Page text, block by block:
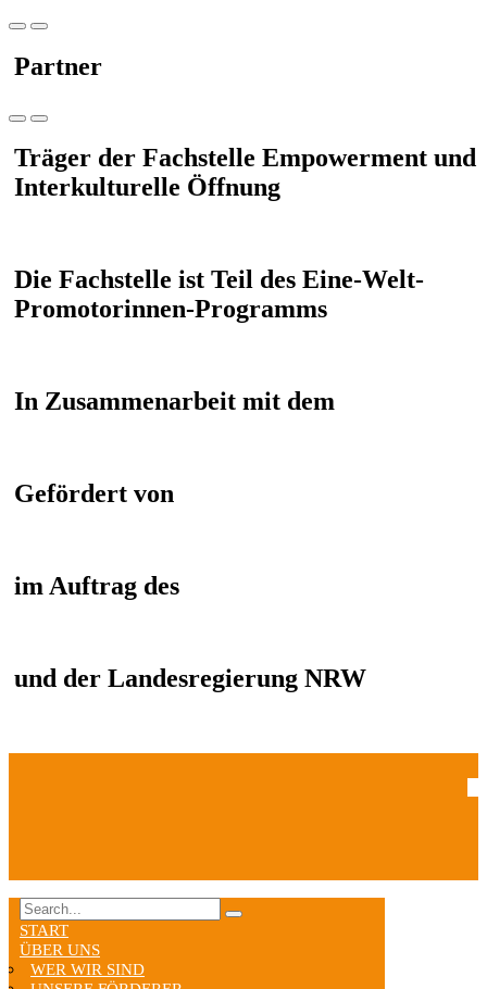
Partner
Träger der Fachstelle Empowerment und
Interkulturelle Öffnung
Die Fachstelle ist Teil des Eine-Welt-
Promotorinnen-Programms
In Zusammenarbeit mit dem
Gefördert von
im Auftrag des
und der Landesregierung NRW
START
ÜBER UNS
WER WIR SIND